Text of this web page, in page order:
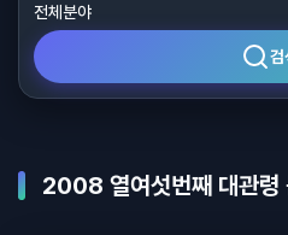
검
2008 열여섯번째 대관령